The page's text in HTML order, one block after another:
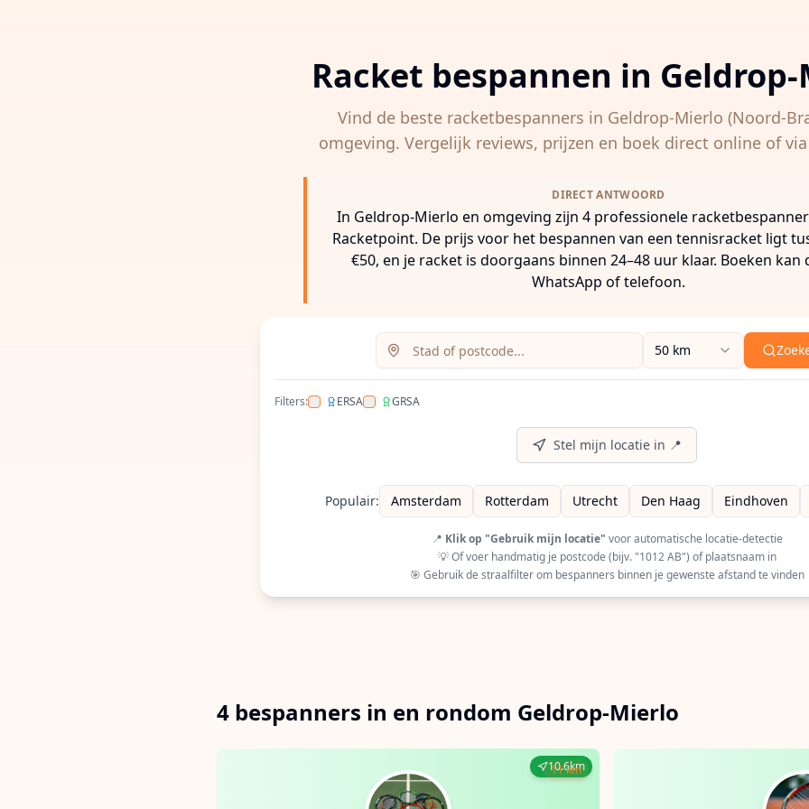
Racket bespannen in
Vind de beste racketbespanners in Geldrop-Mierlo (Noord-
omgeving. Vergelijk reviews, prijzen en boek direct online of
DIRECT ANTWOORD
In Geldrop-Mierlo en omgeving zijn 4 professionele
Racketpoint. De prijs voor het bespannen van een tennisracket ligt
€50, en je racket is doorgaans binnen 24–48 uur klaar. Boeken kan
WhatsApp of telefoon.
Zoeklocatie (stad of postcode)
Voer een stad, postcode of adres in om racketbespanners in
Zoekradius
50 km
Filters: ERSA
Filter op ERSA (European Racquet Stringers Association) gecertificeerde
GRSA
Filter op GRSA (Global Racquet Stringers Association)
Stel mijn locatie in 📍
Populair: Amsterdam Rotterdam Utrecht Den Haag Eindhoven
📍 Klik op "Gebruik mijn locatie" voor automatische locatie-detectie
💡 Of voer handmatig je postcode (bijv. "1012 AB") of plaatsnaam in
🎯 Gebruik de straalfilter om bespanners binnen je gewenste afstand te vinden
4 bespanners in en rondom Geldrop-Mierlo
10.6km
11 km